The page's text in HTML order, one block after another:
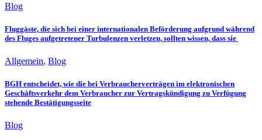
Blog
Fluggäste, die sich bei einer internationalen Beförderung aufgrund während
des Fluges aufgetretener Turbulenzen verletzen, sollten wissen, dass sie
Allgemein, Blog
BGH entscheidet, wie die bei Verbraucherverträgen im elektronischen
Geschäftsverkehr dem Verbraucher zur Vertragskündigung zu Verfügung
stehende Bestätigungsseite
Blog